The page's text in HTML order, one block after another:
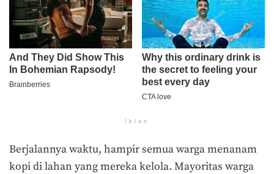
Iklan
Berjalannya waktu, hampir semua warga menanam
kopi di lahan yang mereka kelola. Mayoritas warga